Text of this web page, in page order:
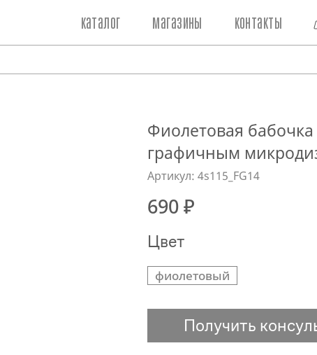
каталог магазины контакты
Фиолетовая бабочка
графичным
Артикул: 4s115_FG14
690 ₽
Цвет
фиолетовый
Получить